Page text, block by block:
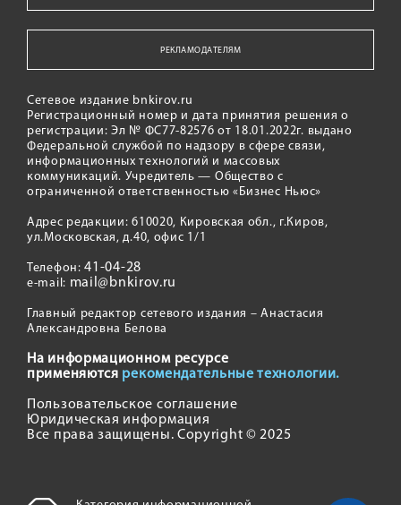
РЕКЛАМОДАТЕЛЯМ
Сетевое издание bnkirov.ru
Регистрационный номер и дата принятия решения о
регистрации: Эл № ФС77-82576 от 18.01.2022г. выдано
Федеральной службой по надзору в сфере связи,
информационных технологий и массовых
коммуникаций. Учредитель — Общество с
ограниченной ответственностью «Бизнес Ньюс»
Адрес редакции: 610020, Кировская обл., г.Киров,
ул.Московская, д.40, офис 1/1
Телефон:41-04-28
e-mail: mail@bnkirov.ru
Главный редактор сетевого издания – Анастасия
Александровна Белова
На информационном ресурсе
применяются рекомендательные технологии.
Пользовательское соглашение
Юридическая информация
Все права защищены. Copyright © 2025